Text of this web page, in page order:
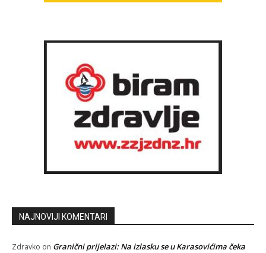
NAJNOVIJI KOMENTARI
Zdravko on Granični prijelazi: Na izlasku se u Karasovićima čeka